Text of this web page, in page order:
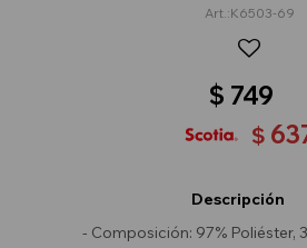
K6503-69
$ 749
$
Descripción
- Composición: 97% Poliéster,